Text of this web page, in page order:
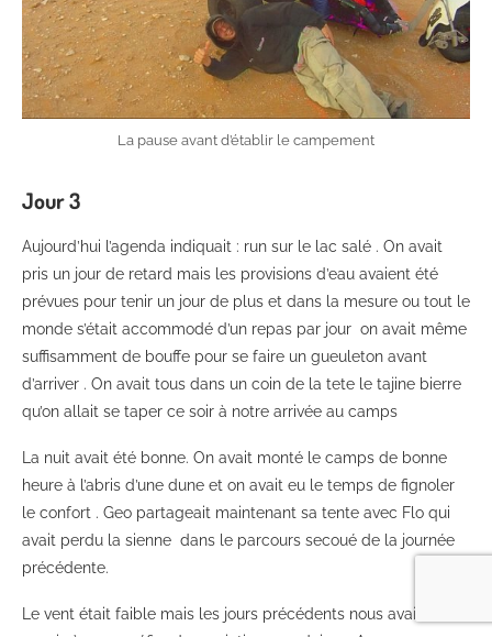
La pause avant d’établir le campement
Jour3
Aujourd’hui l’agenda indiquait : run sur le lac salé . On avait
pris un jour de retard mais les provisions d’eau avaient été
prévues pour tenir un jour de plus et dans la mesure ou tout le
monde s’était accommodé d’un repas par jour on avait même
suffisamment de bouffe pour se faire un gueuleton avant
d’arriver . On avait tous dans un coin de la tete le tajine bierre
qu’on allait se taper ce soir à notre arrivée au camps
La nuit avait été bonne. On avait monté le camps de bonne
heure à l’abris d’une dune et on avait eu le temps de fignoler
le confort . Geo partageait maintenant sa tente avec Flo qui
avait perdu la sienne dans le parcours secoué de la journée
précédente.
Le vent était faible mais les jours précédents nous avaient